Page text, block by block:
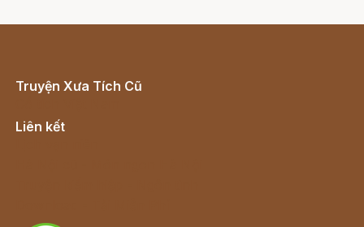
Truyện Xưa Tích Cũ
Liên kết